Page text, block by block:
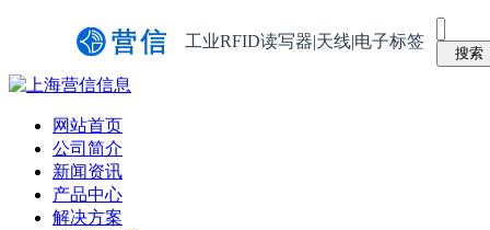
工业RFID读写器|天线|电子标签
网站首页
公司简介
新闻资讯
产品中心
解决方案